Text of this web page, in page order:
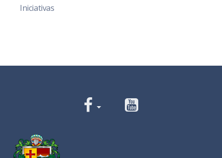
Iniciativas